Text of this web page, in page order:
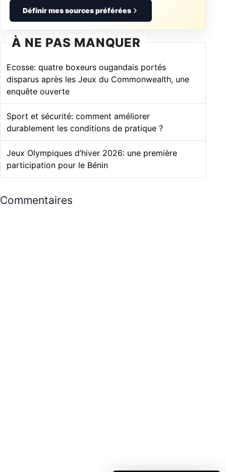
Définir mes sources préférées
À NE PAS MANQUER
Ecosse: quatre boxeurs ougandais portés
disparus après les Jeux du Commonwealth, une
enquête ouverte
Sport et sécurité: comment améliorer
durablement les conditions de pratique ?
Jeux Olympiques d’hiver 2026: une première
participation pour le Bénin
Commentaires